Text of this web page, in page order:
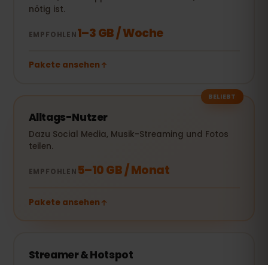
nötig ist.
EMPFOHLEN1–3 GB / Woche
Pakete ansehen
BELIEBT
Alltags-Nutzer
Dazu Social Media, Musik-Streaming und Fotos
teilen.
EMPFOHLEN 5–10 GB / Monat
Pakete ansehen
Streamer & Hotspot